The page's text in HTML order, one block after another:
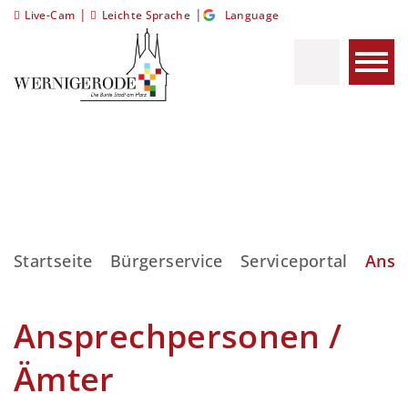
Live-Cam | Leichte Sprache | Language
Startseite Bürgerservice Serviceportal
Ansprechpersonen /
Ämter